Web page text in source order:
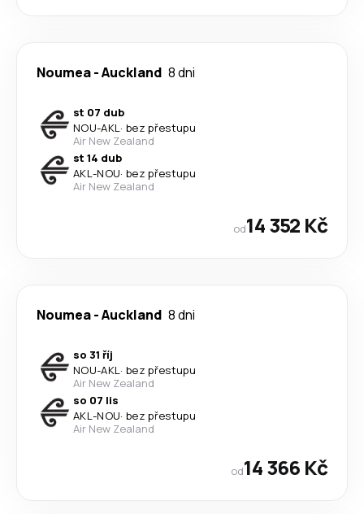
Noumea-Auckland 8 dni
st 07 dub
NOU-AKL· bez přestupu
Air New Zealand
st 14 dub
AKL-NOU· bez přestupu
Air New Zealand
od14 352 Kč
Noumea-Auckland 8 dni
so 31 říj
NOU-AKL· bez přestupu
Air New Zealand
so 07 lis
AKL-NOU· bez přestupu
Air New Zealand
od14 366 Kč